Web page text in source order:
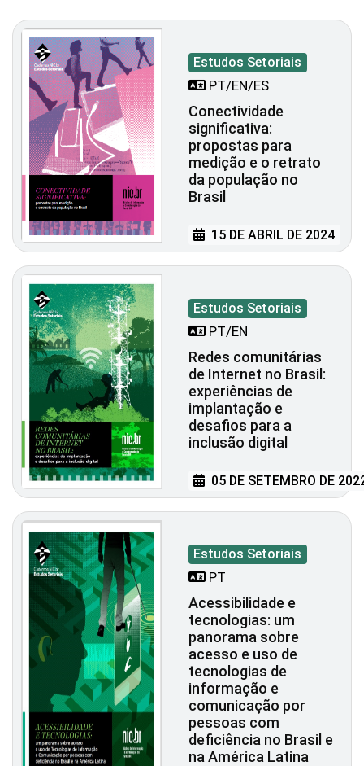
Estudos Setoriais
PT/EN/ES
Conectividade
significativa:
propostas para
medição e o retrato
da população no
Brasil
15 DE ABRIL DE 2024
Estudos Setoriais
PT/EN
Redes comunitárias
de Internet no Brasil:
experiências de
implantação e
desafios para a
inclusão digital
05 DE SETEMBRO DE
Estudos Setoriais
PT
Acessibilidade e
tecnologias: um
panorama sobre
acesso e uso de
tecnologias de
informação e
comunicação por
pessoas com
deficiência no Brasil e
na América Latina